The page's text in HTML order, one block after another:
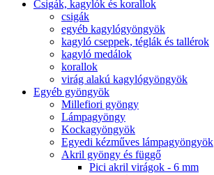
Csigák, kagylók és korallok
csigák
egyéb kagylógyöngyök
kagyló cseppek, téglák és tallérok
kagyló medálok
korallok
virág alakú kagylógyöngyök
Egyéb gyöngyök
Millefiori gyöngy
Lámpagyöngy
Kockagyöngyök
Egyedi kézműves lámpagyöngyök
Akril gyöngy és függő
Pici akril virágok - 6 mm